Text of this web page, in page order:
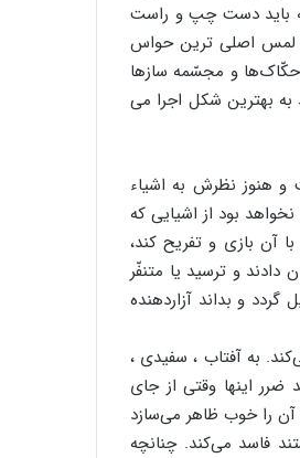
باید دست چپ و راست
لمس اصلی ترین حواس
و مجسّمه سازها
بهترین شکل اجرا می
هنوز نظرش به اشیاء
بود از اشیایی که
آن بازی و تفریح کند،
و ترسید یا متنفّر
و بداند آزاردهنده
به آفتاب ، سفیدی ،
اینها وقتی از جای
آن را خوب ظاهر می‌سازد
فاسد می‌کند. چنانچه